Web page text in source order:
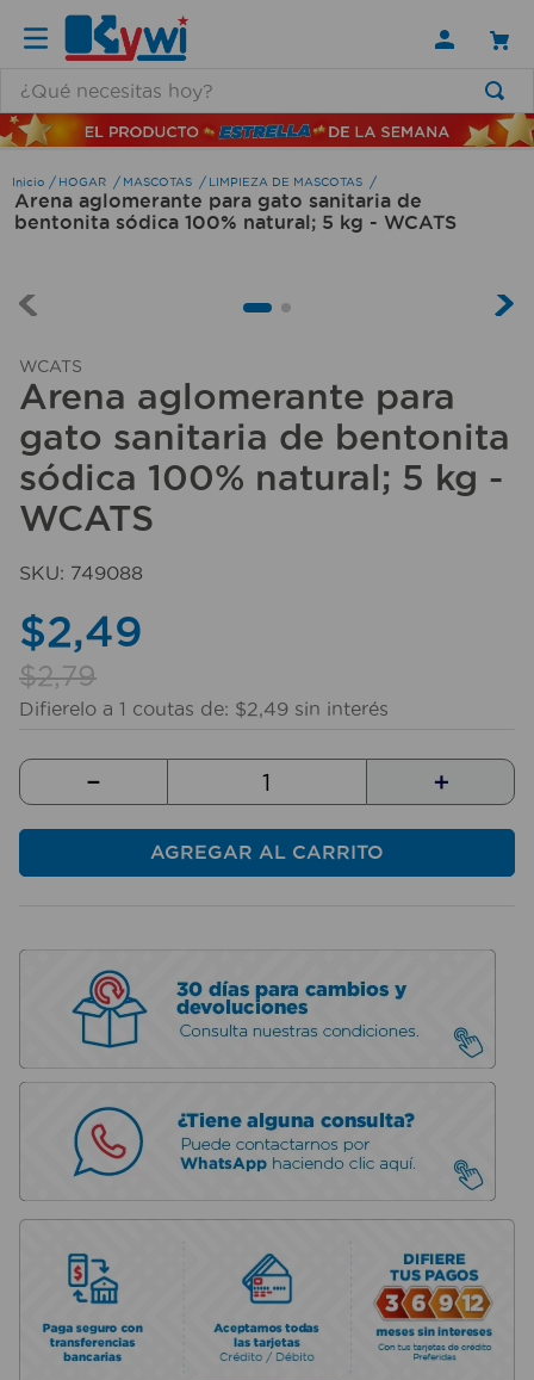
HOGAR MASCOTAS LIMPIEZA DE MASCOTAS
Arena aglomerante para gato sanitaria de
bentonita sódica 100% natural; 5 kg - WCATS
WCATS
Arena aglomerante para
gato sanitaria de bentonita
sódica 100% natural; 5 kg -
WCATS
SKU: 749088
$2,49
$2,79
Difierelo a 1 coutas de: $2,49 sin interés
＋
－
AGREGAR AL CARRITO
TÉRMINOS MÁS BUSCADOS
1 .
lamparas
2.
ducha
4.
6.
cerradura
8
aspiradora
9 .
fregadero